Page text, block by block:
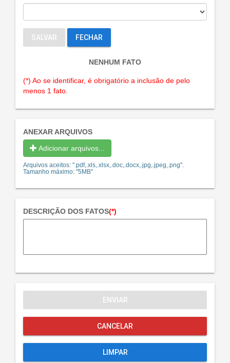
SALVAR FECHAR
NENHUM FATO
(*) Ao se identificar, é obrigatório a inclusão de pelo
menos 1 fato.
ANEXAR ARQUIVOS
Adicionar arquivos...
Arquivos aceitos: ".pdf,.xls,.xlsx,.doc,.docx,.jpg,.jpeg,.png".
Tamanho máximo: "5MB"
DESCRIÇÃO DOS FATOS(*)
ENVIAR
CANCELAR
LIMPAR